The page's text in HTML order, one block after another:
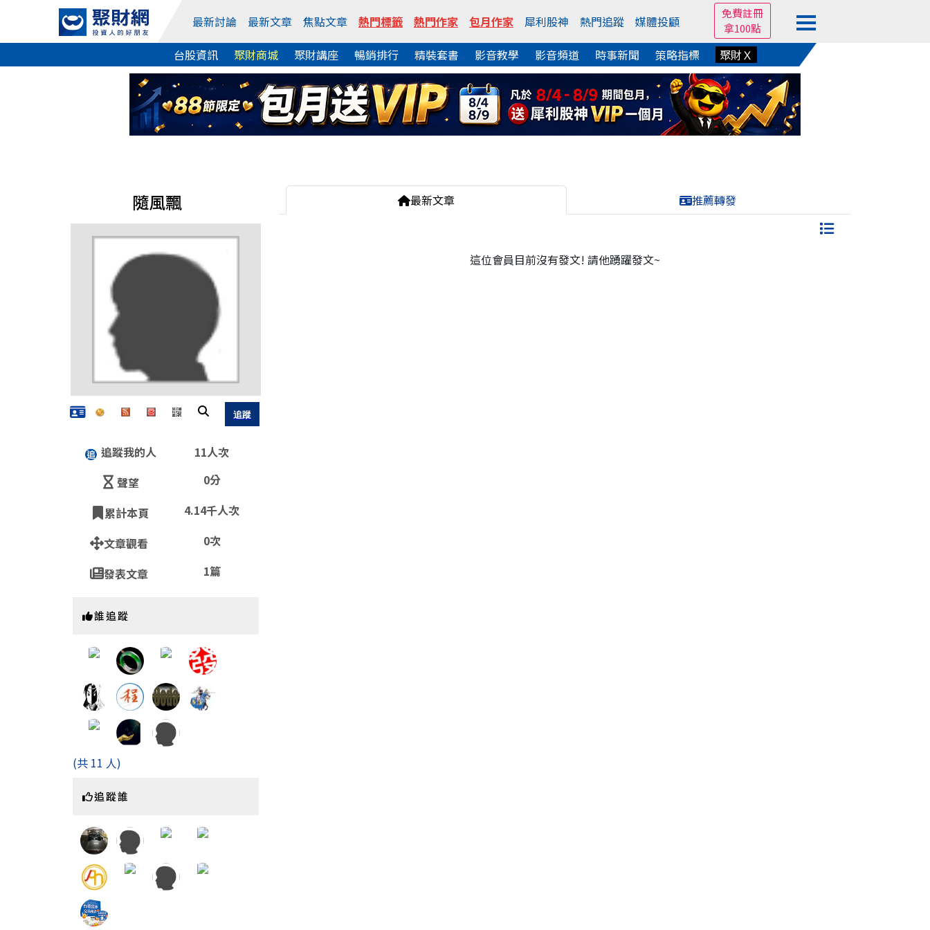
最新討論 最新文章 焦點文章 熱門標籤 熱門作家 包月作家 犀利股神 熱門追蹤 媒體投顧
免費註冊
拿100點
台股資訊 聚財商城 聚財講座 暢銷排行 精裝套書 影音教學 影音頻道 時事新聞 策略指標 聚財Ｘ
隨風飄
追蹤我的人
11人次
聲望
0分
累計本頁
4.14千人次
文章觀看
0次
發表文章
1篇
誰追蹤
(共 11 人)
追蹤誰
最新文章 推薦轉發
這位會員目前沒有發文! 請他踴躍發文~